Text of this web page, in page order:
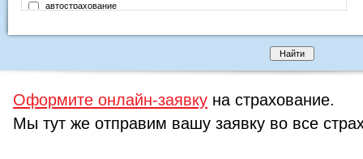
автострахование
Оформите онлайн-заявку на страхование.
Мы тут же отправим вашу заявку во все